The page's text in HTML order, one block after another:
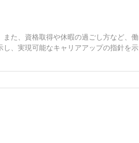
た、資格取得や休暇の過ごし方など、働
、実現可能なキャリアアップの指針を示